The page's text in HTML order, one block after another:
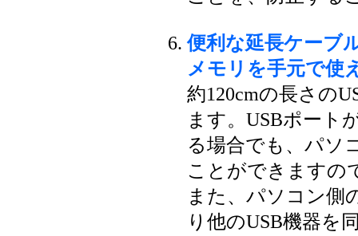
便利な延長ケーブ
メモリを手元で使
約120cmの長さの
ます。USBポート
る場合でも、パソ
ことができますの
また、パソコン側
り他のUSB機器を